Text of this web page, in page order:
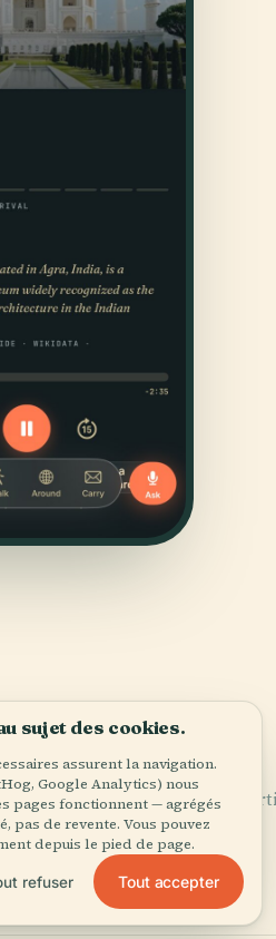
éditoriale d'Audiala à
architecturales et de
sujet des cookies.
assurent la navigation.
Google Analytics) nous
pages fonctionnent — agrégés
pas de revente. Vous pouvez
depuis le pied de page.
refuser Tout accepter